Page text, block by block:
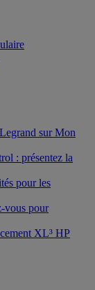
sur Mon
: présentez la
pour les
vous pour
XL³ HP